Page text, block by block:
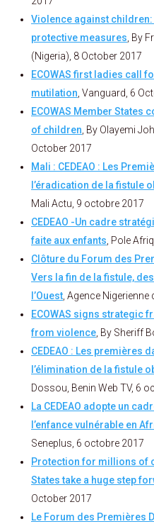
Violence against children:
protective measures , By
(Nigeria), 8 October 2017
ECOWAS first ladies call
mutilation , Vanguard, 6
ECOWAS Member
of children , By Olayemi
October 2017
Mali : CEDEAO : Les
l’éradication de la fistule
Mali Actu, 9 octobre 2017
CEDEAO -Un cadre
faite aux enfants , Pole
Clôture du Forum des
Vers la fin de la fistule,
l’Ouest , Agence
ECOWAS signs strategic
from violence , By Sheriff
CEDEAO : Les premières
l’élimination de la fistule
Dossou, Benin Web TV, 6
La CEDEAO adopte un
l’enfance vulnérable en
Seneplus, 6 octobre 2017
Protection for millions of
States take a huge step
October 2017
Le Forum des Premières